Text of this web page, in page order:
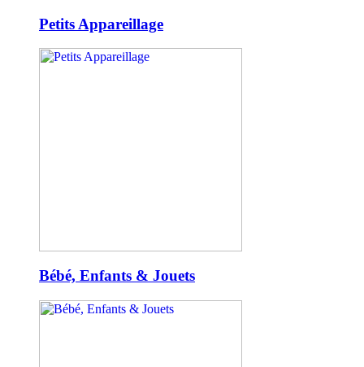
Petits Appareillage
Bébé, Enfants & Jouets